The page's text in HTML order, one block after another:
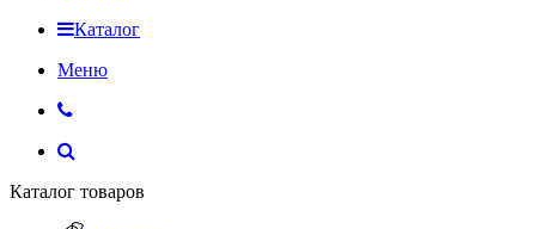
Каталог
Меню
Каталог товаров